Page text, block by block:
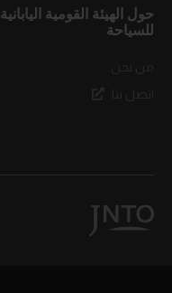
حول الهيئة القومية اليابانية
للسياحة